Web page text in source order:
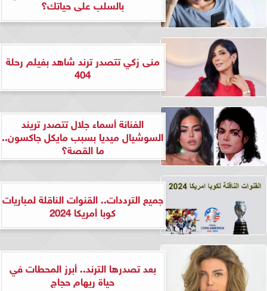
بالسلب على حياتك؟
منى زكي تتصدر ترند شاهد بفيلم رحلة
404
الفنانة أسماء جلال تتصدر تريند
السوشيال ميديا بسبب مايكل جاكسون..
ما القصة؟
جميع الترددات.. القنوات الناقلة لمباريات
كوبا أمريكا 2024
بعد تصدرها الترند.. أبرز المحطات في
حياة ريهام حجاج